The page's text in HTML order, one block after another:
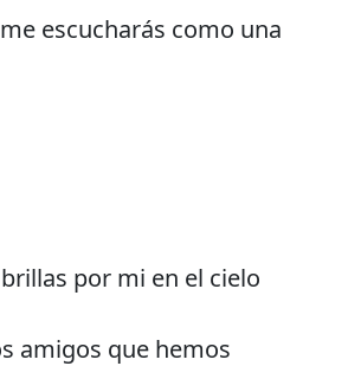
escucharás como una
por mi en el cielo
amigos que hemos